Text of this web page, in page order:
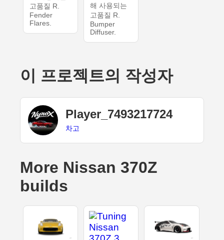
고품질 R.
Fender
Flares.
해 사용되는
고품질 R.
Bumper
Diffuser.
이 프로젝트의 작성자
Player_7493217724
차고
More Nissan 370Z
builds